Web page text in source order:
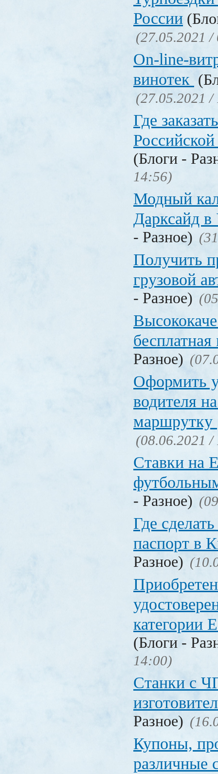
России
(27.05.2021 /
On-line-
винотек
(27.05.2021 /
Где
(Блоги -
14:56)
Модный
Дарксайд в
- Разное)
Получить
грузовой
- Разное)
Разное)
Оформить
водителя
маршрутку
(08.06.2021 /
Ставки на
- Разное)
Где
паспорт в
Разное)
категории
(Блоги -
14:00)
Станки с
Разное)
Купоны,
различные